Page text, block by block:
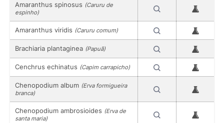
Amaranthus spinosus (Caruru de
espinho)
Amaranthus viridis (Caruru comum)
Brachiaria plantaginea (Papuã)
Cenchrus echinatus (Capim carrapicho)
Chenopodium album (Erva formigueira
branca)
Chenopodium ambrosioides (Erva de
santa maria)